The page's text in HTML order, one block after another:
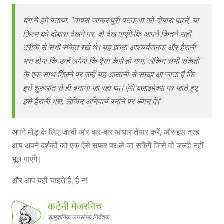
यंग ने हमें बताया, "वापस जाकर पूरी पटकथा को दोबारा पढ़ने, या
फ़िल्म को दोबारा देखने पर, वो देख पाएंगे कि आपने कितने सही
तरीके से सभी संकेत रखे थे। यह इतना आश्चर्यजनक और हैरानी
भरा होगा कि उन्हें लगेगा कि ऐसा कैसे हो गया, लेकिन सभी संकेतों
के एक साथ मिलने पर उन्हें यह आसानी से समझ आ जाता है कि
इसे शुरुआत से ही बनाया जा रहा था। ऐसे क्लाइमेक्स पर जाते हुए,
इसे हैरानी भरा, लेकिन अनिवार्य बनाने पर ध्यान दें।"
अपने मोड़ के लिए जल्दी और बार-बार आधार तैयार करें, और इस तरह
आप अपने दर्शकों को एक ऐसे सफर पर ले जा सकेंगे जिसे वो जल्दी नहीं
भूल पाएंगे।
और आप यही चाहते हैं, है न!
कर्टनी मेजरनिच
सामुदायिक जनसंपर्क निर्देशक